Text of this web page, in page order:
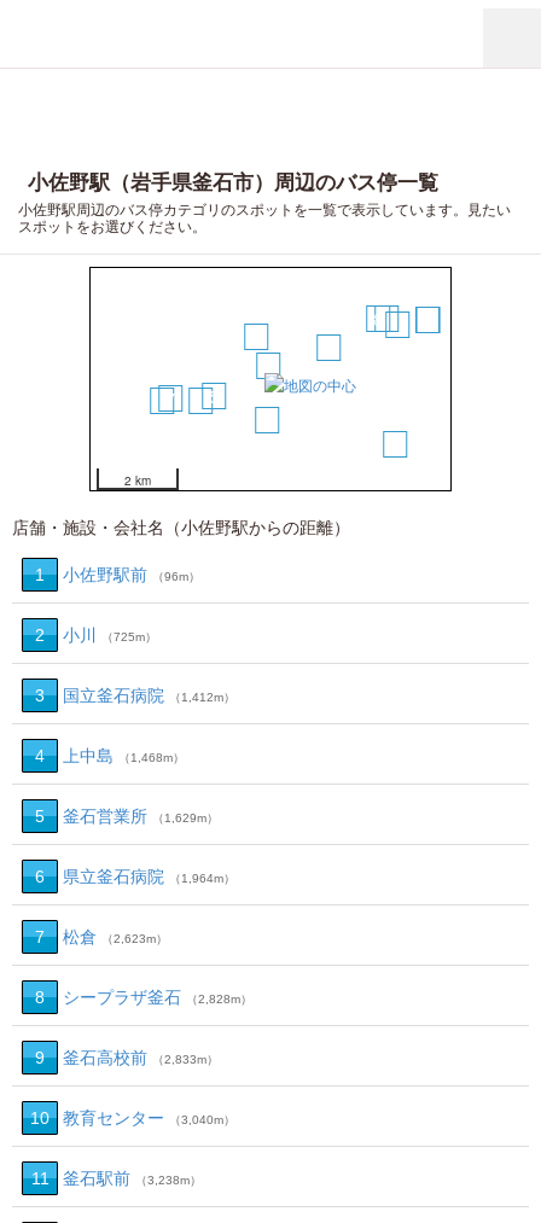
小佐野駅（岩手県釜石市）周辺のバス停一覧
小佐野駅周辺のバス停カテゴリのスポットを一覧で表示しています。見たい
スポットをお選びください。
5
7
8 10
11
2 km
店舗・施設・会社名（小佐野駅からの距離）
1 小佐野駅前 （96m）
2 小川 （725m）
3 国立釜石病院 （1,412m）
4 上中島 （1,468m）
5 釜石営業所 （1,629m）
6 県立釜石病院 （1,964m）
7 松倉 （2,623m）
8 シープラザ釜石 （2,828m）
9 釜石高校前 （2,833m）
10 教育センター （3,040m）
11 釜石駅前 （3,238m）